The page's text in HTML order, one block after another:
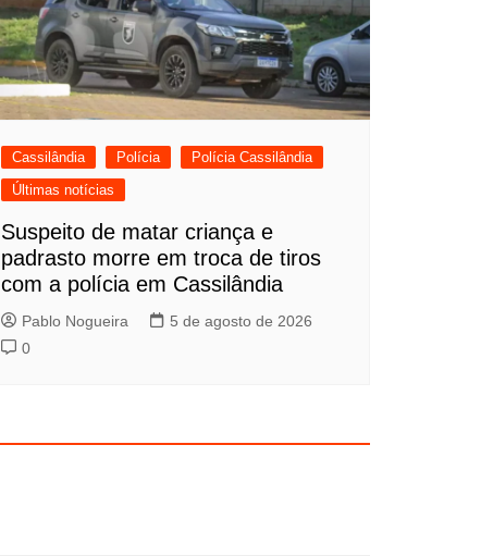
Cassilândia Polícia
Polícia Cassilândia
Últimas notícias
Suspeito de matar criança e
padrasto morre em troca de tiros
com a polícia em Cassilândia
Pablo Nogueira
5 de agosto de 2026
0